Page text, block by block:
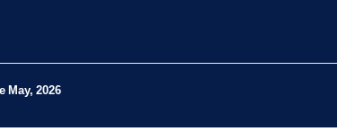
May, 2026